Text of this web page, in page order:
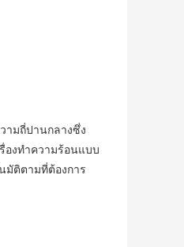
ามถี่ปานกลางซึ่ง
องทำความร้อนแบบ
มัติตามที่ต้องการ